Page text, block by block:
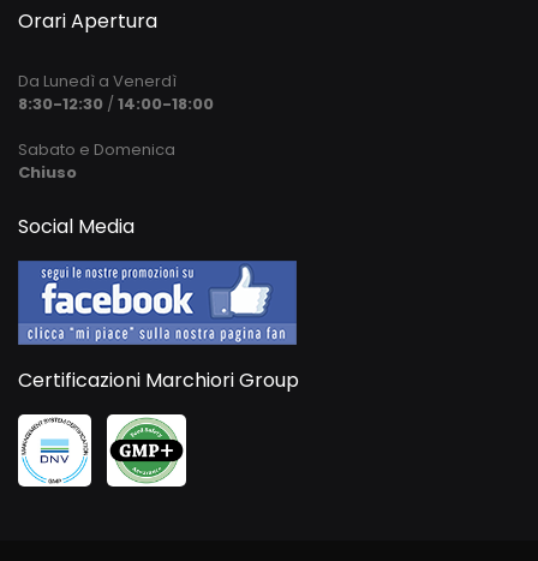
Orari Apertura
Da Lunedì a Venerdì
8:30-12:30 /14:00-18:00
Sabato e Domenica
Chiuso
Social Media
Certificazioni Marchiori Group